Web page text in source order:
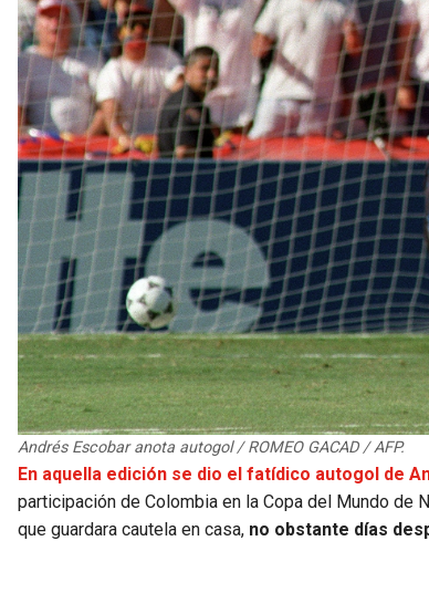
Andrés Escobar anota autogol / ROMEO GACAD / AFP.
En aquella edición se dio el fatídico autogol de
participación de Colombia en la Copa del Mundo de
que guardara cautela en casa, no obstante días